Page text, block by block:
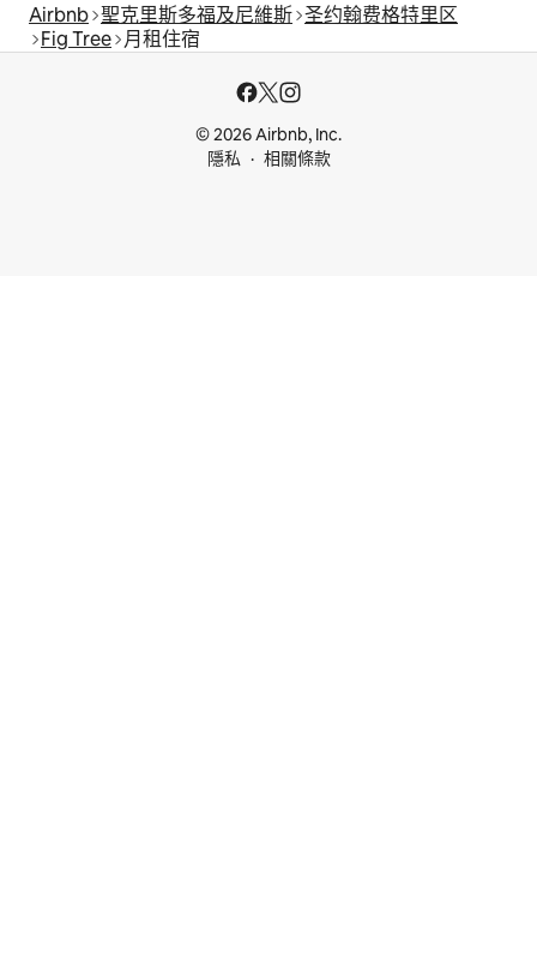
Airbnb 聖克里斯多福及尼維斯 圣约翰费格特里区
Fig Tree 月租住宿
© 2026 Airbnb, Inc.
隱私
相關條款